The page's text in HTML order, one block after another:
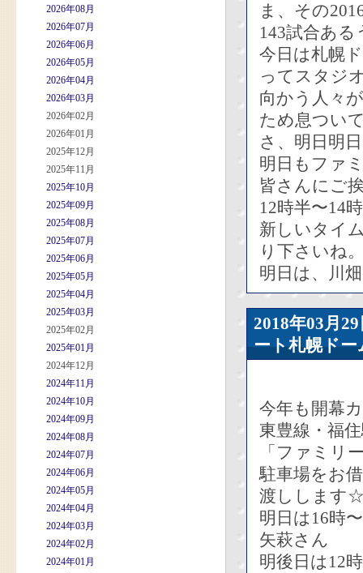
2026年08月
2026年07月
2026年06月
2026年05月
2026年04月
2026年03月
2026年02月
2026年01月
2025年12月
2025年11月
2025年10月
2025年09月
2025年08月
2025年07月
2025年06月
2025年05月
2025年04月
2025年03月
2025年02月
2025年01月
2024年12月
2024年11月
2024年10月
2024年09月
2024年08月
2024年07月
2024年06月
2024年05月
2024年04月
2024年03月
2024年02月
2024年01月
ま、その
143試合あ
今日は札幌
ってスタジ
向かう人々
ため息つい
さ、明日明
明日もファ
皆さんにご
12時半〜14
新しいタイ
り下さいね
明日は、川
2018年03
ート札幌ド
今年も開幕
東豊線・福
「ファミリ
駐車場をお
渡しします
明日は16時
矢萩さん
明後日は12